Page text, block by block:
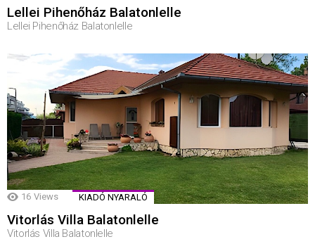
Lellei Pihenőház Balatonlelle
Lellei Pihenőház Balatonlelle
16 Views KIADÓ NYARALÓ
Vitorlás Villa Balatonlelle
Vitorlás Villa Balatonlelle